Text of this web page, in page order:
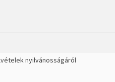
nyilvánosságáról